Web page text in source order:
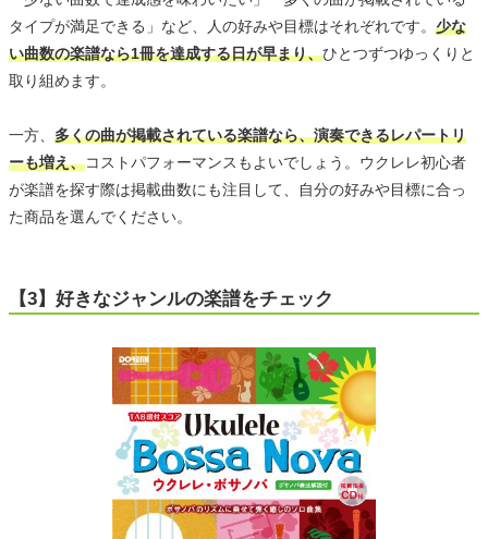
タイプが満足できる」など、人の好みや目標はそれぞれです。 少な
い曲数の楽譜なら1冊を達成する日が早まり、ひとつずつゆっくりと
取り組めます。
一方、 多くの曲が掲載されている楽譜なら、演奏できるレパートリ
ーも増え、コストパフォーマンスもよいでしょう。ウクレレ初心者
が楽譜を探す際は掲載曲数にも注目して、自分の好みや目標に合っ
た商品を選んでください。
【3】好きなジャンルの楽譜をチェック